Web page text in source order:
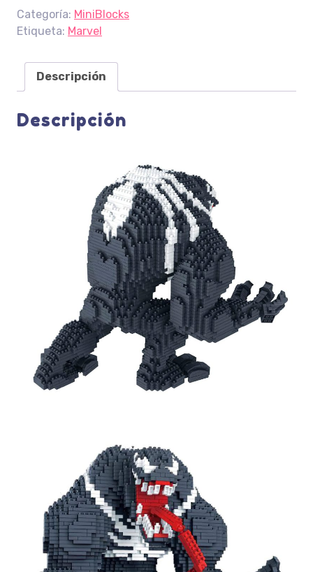
Categoría: MiniBlocks
Etiqueta: Marvel
Descripción
Descripción